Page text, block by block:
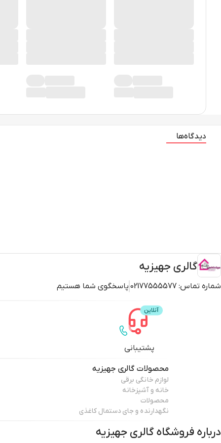
گالری جهیزیه
شماره تماس: 02177555577 پاسخگوی شما هستیم
پشتیبانی
محصولات گالری جهیزیه
لوازم خانگی برقی
خانه و آشپزخانه
محصولات
نگهدارنده و جای دستمال کاغذی
درباره فروشگاه گالری جهیزیه